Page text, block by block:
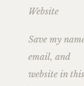
Website
Save my
email, and
website in this